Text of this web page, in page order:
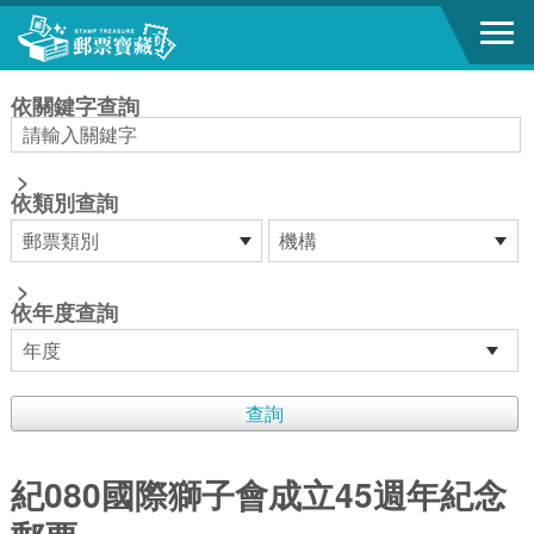
跳到主要內容區塊
依關鍵字查詢
>
依類別查詢
>
依年度查詢
紀080國際獅子會成立45週年紀念